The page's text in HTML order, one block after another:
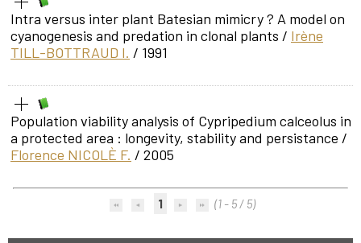
Intra versus inter plant Batesian mimicry ? A model on
cyanogenesis and predation in clonal plants / Irène
TILL-BOTTRAUD I. / 1991
Population viability analysis of Cypripedium calceolus in
a protected area : longevity, stability and persistance /
Florence NICOLÈ F. / 2005
1 (1 - 5 / 5)